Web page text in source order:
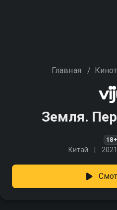
Главная /
Земля.
18+
Китай 2021